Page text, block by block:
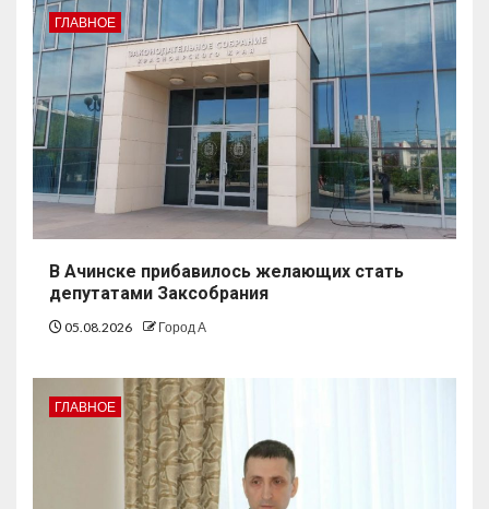
ГЛАВНОЕ
В Ачинске прибавилось желающих стать
депутатами Заксобрания
05.08.2026 Город А
ГЛАВНОЕ